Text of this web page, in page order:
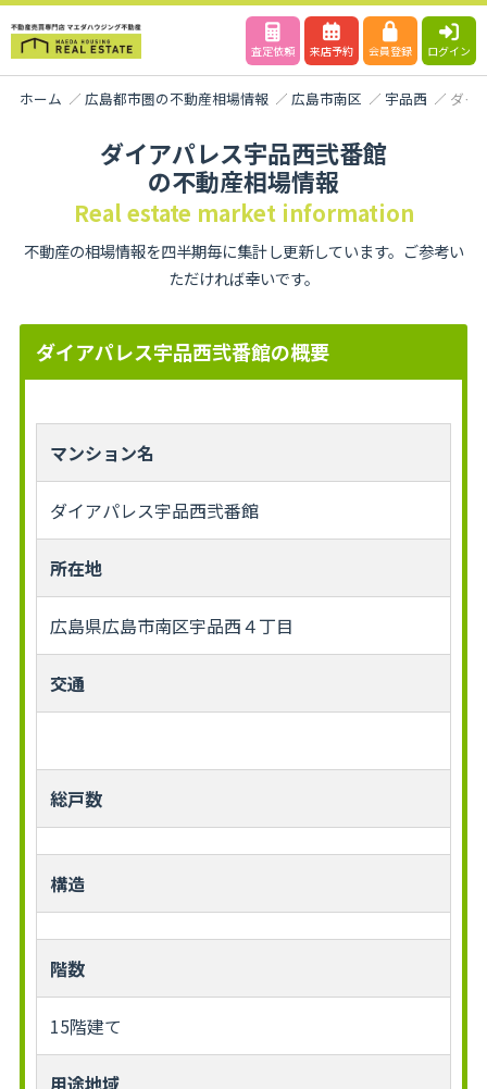
査定依頼 来店予約 会員登録 ログイン
ホーム 広島都市圏の不動産相場情報 広島市南区 宇品西 ダイ
ダイアパレス宇品西弐番館
の不動産相場情報
Real estate market information
不動産の相場情報を四半期毎に集計し更新しています。ご参考い
ただければ幸いです。
ダイアパレス宇品西弐番館の概要
マンション名
ダイアパレス宇品西弐番館
所在地
広島県広島市南区宇品西４丁目
交通
総戸数
構造
階数
15階建て
用途地域